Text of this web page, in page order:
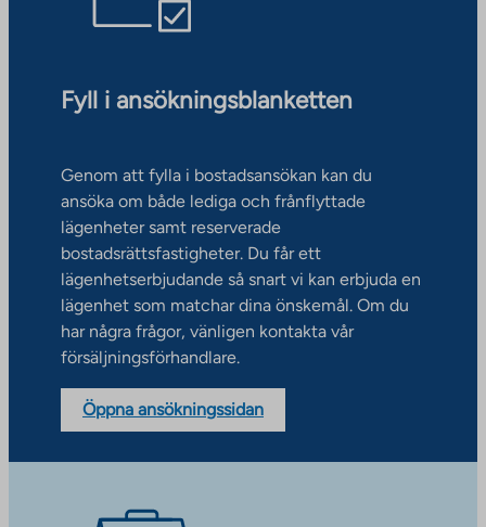
Fyll i ansökningsblanketten
Genom att fylla i bostadsansökan kan du
ansöka om både lediga och frånflyttade
lägenheter samt reserverade
bostadsrättsfastigheter. Du får ett
lägenhetserbjudande så snart vi kan erbjuda en
lägenhet som matchar dina önskemål. Om du
har några frågor, vänligen kontakta vår
försäljningsförhandlare.
Öppna ansökningssidan